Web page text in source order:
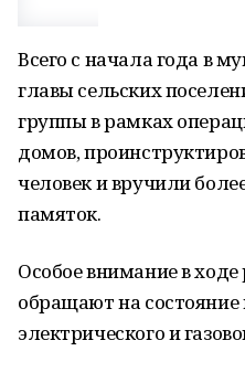
Всего с начала года в
главы сельских
группы в рамках
домов,
человек и вручили
памяток.
Особое внимание в
обращают на
электрического и